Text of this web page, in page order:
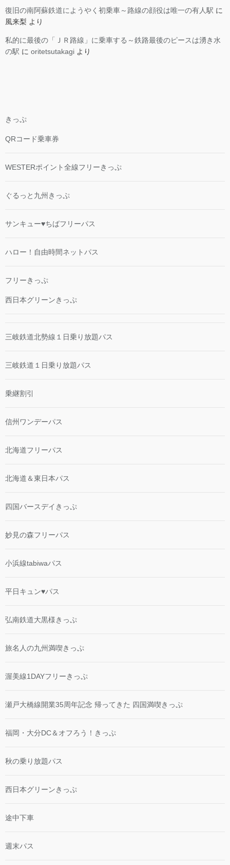
復旧の南阿蘇鉄道にようやく初乗車～路線の顔役は唯一の有人駅 に
風来梨 より
私的に最後の「ＪＲ路線」に乗車する～鉄路最後のピースは湧き水
の駅 に oritetsutakagi より
きっぷ
QRコード乗車券
WESTERポイント全線フリーきっぷ
ぐるっと九州きっぷ
サンキュー♥ちばフリーパス
ハロー！自由時間ネットパス
フリーきっぷ
西日本グリーンきっぷ
三岐鉄道北勢線１日乗り放題パス
三岐鉄道１日乗り放題パス
乗継割引
信州ワンデーパス
北海道フリーパス
北海道＆東日本パス
四国バースデイきっぷ
妙見の森フリーパス
小浜線tabiwaパス
平日キュン♥パス
弘南鉄道大黒様きっぷ
旅名人の九州満喫きっぷ
渥美線1DAYフリーきっぷ
瀬戸大橋線開業35周年記念 帰ってきた 四国満喫きっぷ
福岡・大分DC＆オフろう！きっぷ
秋の乗り放題パス
西日本グリーンきっぷ
途中下車
週末パス